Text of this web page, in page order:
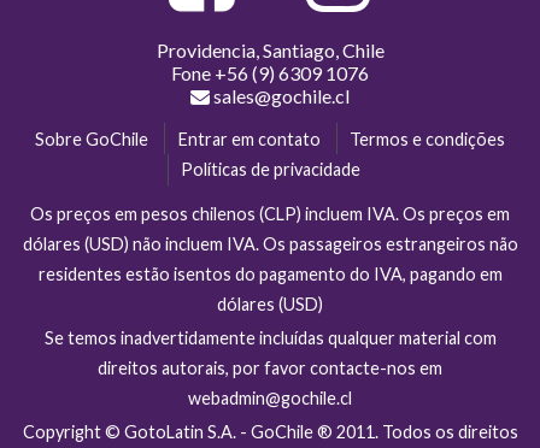
Providencia, Santiago, Chile
Fone +56 (9) 6309 1076
sales@gochile.cl
Sobre GoChile Entrar em contato
Termos e condições
Políticas de privacidade
Os preços em pesos chilenos (CLP) incluem IVA. Os preços em
dólares (USD) não incluem IVA. Os passageiros estrangeiros não
residentes estão isentos do pagamento do IVA, pagando em
dólares (USD)
Se temos inadvertidamente incluídas qualquer material com
direitos autorais, por favor contacte-nos em
webadmin@gochile.cl
Copyright © GotoLatin S.A. - GoChile ® 2011. Todos os direitos